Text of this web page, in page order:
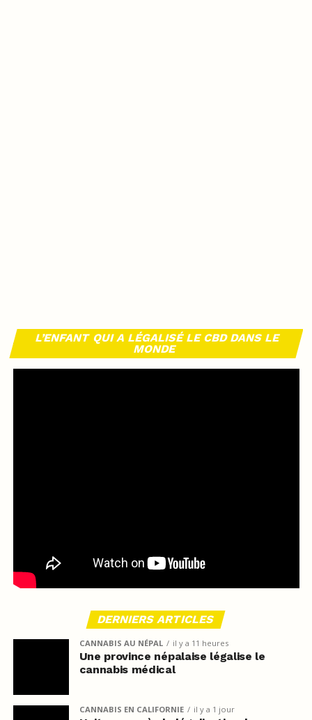
L’ENFANT QUI A LÉGALISÉ LE CBD DANS LE
MONDE
DERNIERS ARTICLES
CANNABIS AU NÉPAL il y a 11 heures
Une province népalaise légalise le
cannabis médical
CANNABIS EN CALIFORNIE il y a 1 jour